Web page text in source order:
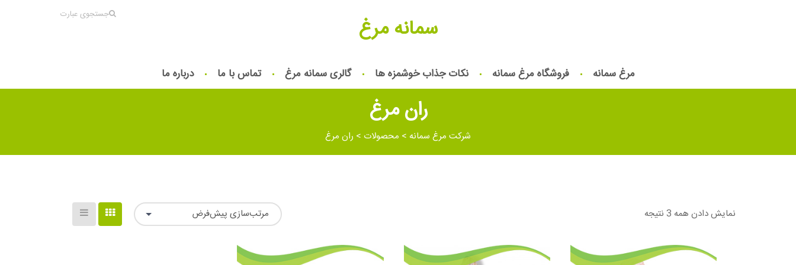
جستجوی عبارت سمانه مرغ
مرغ سمانه فروشگاه مرغ سمانه نکات جذاب خوشمزه ها گالری سمانه مرغ تماس با ما درباره ما
ران مرغ
شرکت مرغ سمانه > محصولات > ران مرغ
نمایش دادن همه 3 نتیجه مرتب‌سازی پیش‌فرض